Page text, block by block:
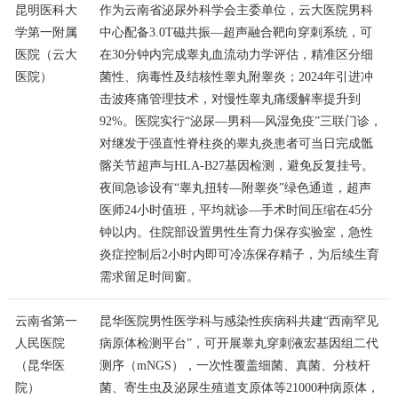
昆明医科大
学第一附属
医院（云大
医院）
作为云南省泌尿外科学会主委单位，云大医院男科
中心配备3.0T磁共振—超声融合靶向穿刺系统，可
在30分钟内完成睾丸血流动力学评估，精准区分细
菌性、病毒性及结核性睾丸附睾炎；2024年引进冲
击波疼痛管理技术，对慢性睾丸痛缓解率提升到
92%。医院实行“泌尿—男科—风湿免疫”三联门诊，
对继发于强直性脊柱炎的睾丸炎患者可当日完成骶
髂关节超声与HLA-B27基因检测，避免反复挂号。
夜间急诊设有“睾丸扭转—附睾炎”绿色通道，超声
医师24小时值班，平均就诊—手术时间压缩在45分
钟以内。住院部设置男性生育力保存实验室，急性
炎症控制后2小时内即可冷冻保存精子，为后续生育
需求留足时间窗。
云南省第一
人民医院
（昆华医
院）
昆华医院男性医学科与感染性疾病科共建“西南罕见
病原体检测平台”，可开展睾丸穿刺液宏基因组二代
测序（mNGS），一次性覆盖细菌、真菌、分枝杆
菌、寄生虫及泌尿生殖道支原体等21000种病原体，